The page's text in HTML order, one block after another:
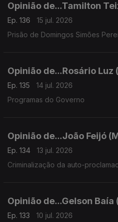
Opinião de...Tamilton
Ep. 136
15 jul. 2026
Prisão de Domingos Simões
Opinião de...Rosário Luz
Ep. 135
14 jul. 2026
Programas do Governo
Opinião de...João Feijó
Ep. 134
13 jul. 2026
Criminalização da auto-
Opinião de...Gelson Baía
Ep. 133
10 jul. 2026